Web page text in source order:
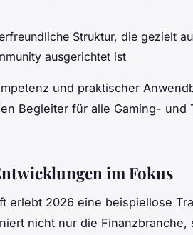
Struktur, die gezielt
ausgerichtet ist
und praktischer
Begleiter für alle Gaming- und
im Fokus
erlebt 2026 eine beispiellose
nicht nur die Finanzbranche,